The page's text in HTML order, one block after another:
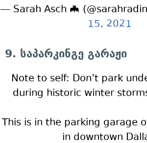
— Sarah Asch 🦇
15, 2021
9. საპარკინგე გარაჟი
Note to self: Don’t park
during historic winter
This is in the parking garage
in downtown